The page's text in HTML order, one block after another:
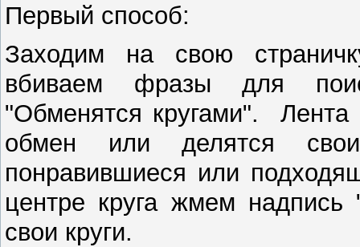
Первый способ:
Заходим на свою
вбиваем фразы для
"Обменятся кругами". Лента
обмен или делятся
понравившиеся или
центре круга жмем надпись
свои круги.